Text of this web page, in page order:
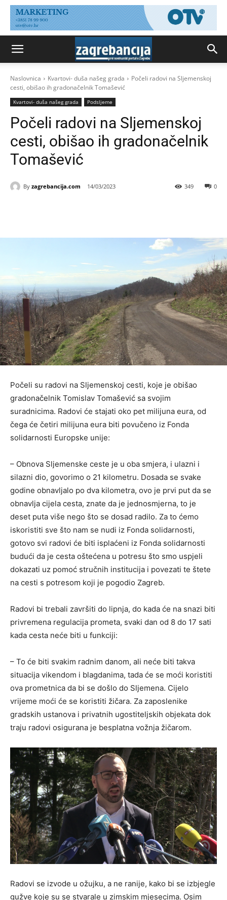
Naslovnica Kvartovi- duša našeg grada
Počeli radovi na Sljemenskoj
cesti, obišao ih gradonačelnik Tomašević
Kvartovi- duša našeg grada Podsljeme
Počeli radovi na Sljemenskoj
cesti, obišao ih gradonačelnik
Tomašević
By zagrebancija.com 14/03/2023 0
349
Počeli su radovi na Sljemenskoj cesti, koje je obišao
gradonačelnik Tomislav Tomašević sa svojim
suradnicima. Radovi će stajati oko pet milijuna eura, od
čega će četiri milijuna eura biti povučeno iz Fonda
solidarnosti Europske unije:
– Obnova Sljemenske ceste je u oba smjera, i ulazni i
silazni dio, govorimo o 21 kilometru. Dosada se svake
godine obnavljalo po dva kilometra, ovo je prvi put da se
obnavlja cijela cesta, znate da je jednosmjerna, to je
deset puta više nego što se dosad radilo. Za to ćemo
iskoristiti sve što nam se nudi iz Fonda solidarnosti,
gotovo svi radovi će biti isplaćeni iz Fonda solidarnosti
budući da je cesta oštećena u potresu što smo uspjeli
dokazati uz pomoć stručnih institucija i povezati te štete
na cesti s potresom koji je pogodio Zagreb.
Radovi bi trebali završiti do lipnja, do kada će na snazi biti
privremena regulacija prometa, svaki dan od 8 do 17 sati
kada cesta neće biti u funkciji:
– To će biti svakim radnim danom, ali neće biti takva
situacija vikendom i blagdanima, tada će se moći koristiti
ova prometnica da bi se došlo do Sljemena. Cijelo
vrijeme moći će se koristiti žičara. Za zaposlenike
gradskih ustanova i privatnih ugostiteljskih objekata dok
traju radovi osigurana je besplatna vožnja žičarom.
Radovi se izvode u ožujku, a ne ranije, kako bi se izbjegle
gužve koje su se stvarale u zimskim mjesecima. Osim